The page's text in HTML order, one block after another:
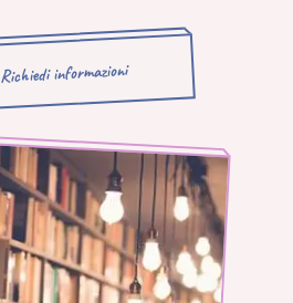
Richiedi informazioni